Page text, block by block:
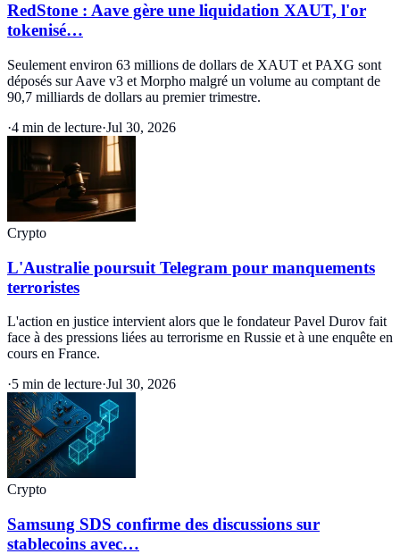
RedStone : Aave gère une liquidation XAUT, l'or
tokenisé…
Seulement environ 63 millions de dollars de XAUT et PAXG sont
déposés sur Aave v3 et Morpho malgré un volume au comptant de
90,7 milliards de dollars au premier trimestre.
·4 min de lecture·Jul 30, 2026
Crypto
L'Australie poursuit Telegram pour manquements
terroristes
L'action en justice intervient alors que le fondateur Pavel Durov fait
face à des pressions liées au terrorisme en Russie et à une enquête en
cours en France.
·5 min de lecture·Jul 30, 2026
Crypto
Samsung SDS confirme des discussions sur
stablecoins avec…